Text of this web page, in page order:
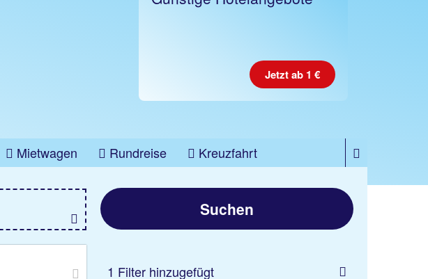
Jetzt ab 1 €
Mietwagen Rundreise
Kreuzfahrt
Suchen
1 Filter hinzugefügt